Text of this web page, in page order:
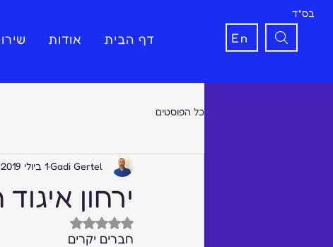
דף הבית אודות
בס"ד
En
כל הפוסטים
ירחון איגוד
Gadi Gertel1 ביולי 2019
דירוג של NaN מתוך 5 כוכבים
חברים יקרים